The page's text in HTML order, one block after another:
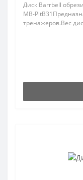
Диск Barrbell
MB-
тренажеров.Вес